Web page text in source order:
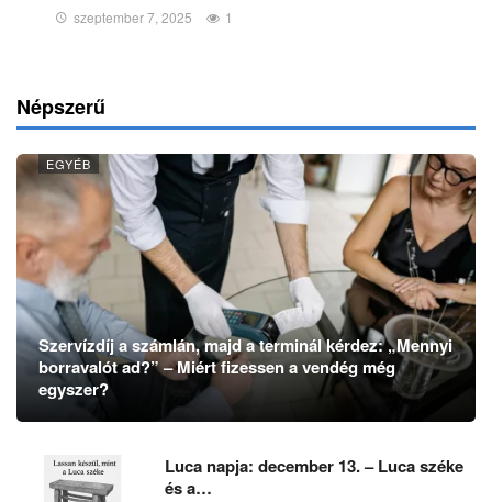
szeptember 7, 2025 1
Népszerű
EGYÉB
Szervízdíj a számlán, majd a terminál kérdez: „Mennyi
borravalót ad?” – Miért fizessen a vendég még
egyszer?
Luca napja: december 13. – Luca széke
és a…